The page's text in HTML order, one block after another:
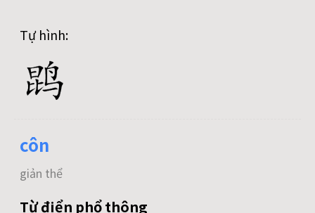
Tự hình:
côn
giản thể
Từ điển phổ thông